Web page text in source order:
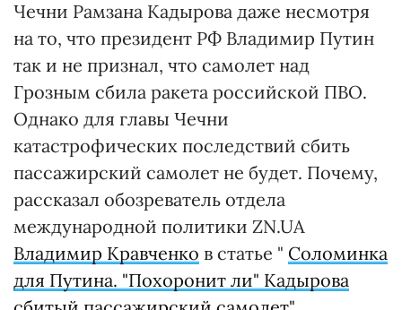
Чечни Рамзана Кадырова даже несмотря
на то, что президент РФ Владимир Путин
так и не признал, что самолет над
Грозным сбила ракета российской ПВО.
Однако для главы Чечни
катастрофических последствий сбить
пассажирский самолет не будет. Почему,
рассказал обозреватель отдела
международной политики ZN.UA
Владимир Кравченко в статье " Соломинка
для Путина. "Похоронит ли" Кадырова